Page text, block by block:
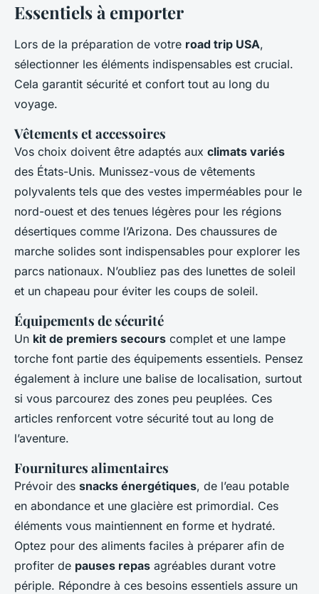
Essentiels à emporter
Lors de la préparation de votre road trip USA,
sélectionner les éléments indispensables est crucial.
Cela garantit sécurité et confort tout au long du
voyage.
Vêtements et accessoires
Vos choix doivent être adaptés aux climats variés
des États-Unis. Munissez-vous de vêtements
polyvalents tels que des vestes imperméables pour le
nord-ouest et des tenues légères pour les régions
désertiques comme l’Arizona. Des chaussures de
marche solides sont indispensables pour explorer les
parcs nationaux. N’oubliez pas des lunettes de soleil
et un chapeau pour éviter les coups de soleil.
Équipements de sécurité
Un kit de premiers secours complet et une lampe
torche font partie des équipements essentiels. Pensez
également à inclure une balise de localisation, surtout
si vous parcourez des zones peu peuplées. Ces
articles renforcent votre sécurité tout au long de
l’aventure.
Fournitures alimentaires
Prévoir des snacks énergétiques, de l’eau potable
en abondance et une glacière est primordial. Ces
éléments vous maintiennent en forme et hydraté.
Optez pour des aliments faciles à préparer afin de
profiter de pauses repas agréables durant votre
périple. Répondre à ces besoins essentiels assure un